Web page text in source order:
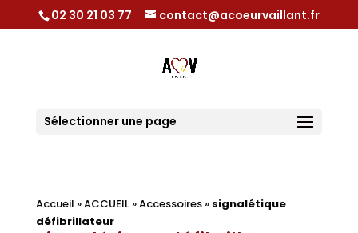
02 30 21 03 77 contact@acoeurvaillant.fr
Sélectionner une page
Accueil »ACCUEIL»Accessoires» signalétique
défibrillateur